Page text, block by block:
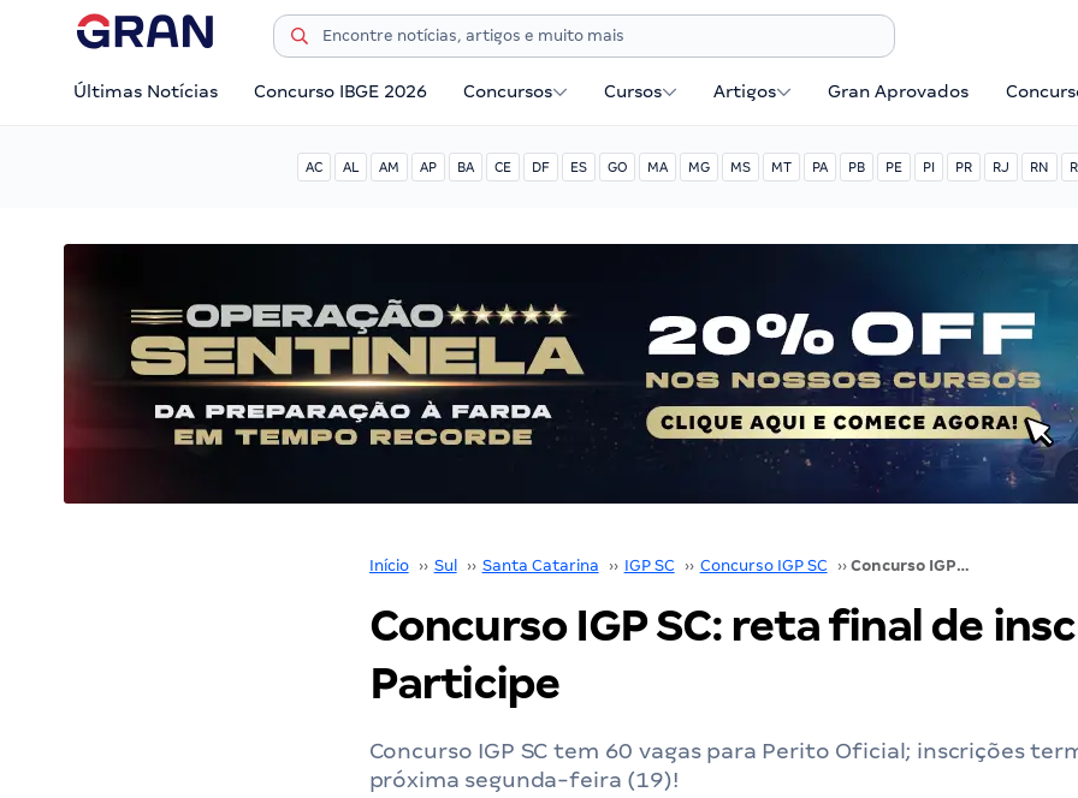
Últimas Notícias Concurso IBGE 2026 Concursos Cursos Artigos Gran Aprovados
AC AL AM AP BA CE DF ES GO MA MG MS MT PA PB PE PI PR RJ RN
Início ›› Sul ›› Santa Catarina ›› IGP SC ›› Concurso IGP SC ›› Concurso IGP SC: reta final de inscrições! Participe
Concurso IGP SC: reta final de
Participe
Concurso IGP SC tem 60 vagas para Perito Oficial; inscrições
próxima segunda-feira (19)!